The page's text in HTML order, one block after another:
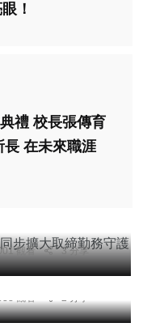
！
禮 校長張傳育
長 在未來職涯
觀看 3 分享
觀看 2 分享